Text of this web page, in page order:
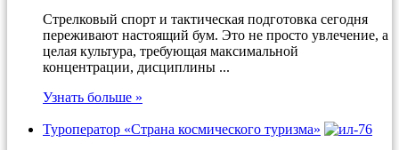
Стрелковый спорт и тактическая подготовка сегодня
переживают настоящий бум. Это не просто увлечение, а
целая культура, требующая максимальной
концентрации, дисциплины ...
Узнать больше »
Туроператор «Страна космического туризма»